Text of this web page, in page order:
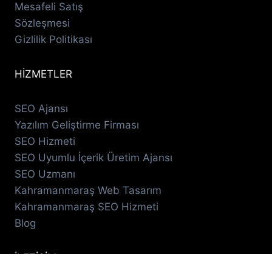
Mesafeli Satış
Sözleşmesi
Gizlilik Politikası
HİZMETLER
SEO Ajansı
Yazılım Geliştirme Firması
SEO Hizmeti
SEO Uyumlu İçerik Üretim Ajansı
SEO Uzmanı
Kahramanmaraş Web Tasarım
Kahramanmaraş SEO Hizmeti
Blog